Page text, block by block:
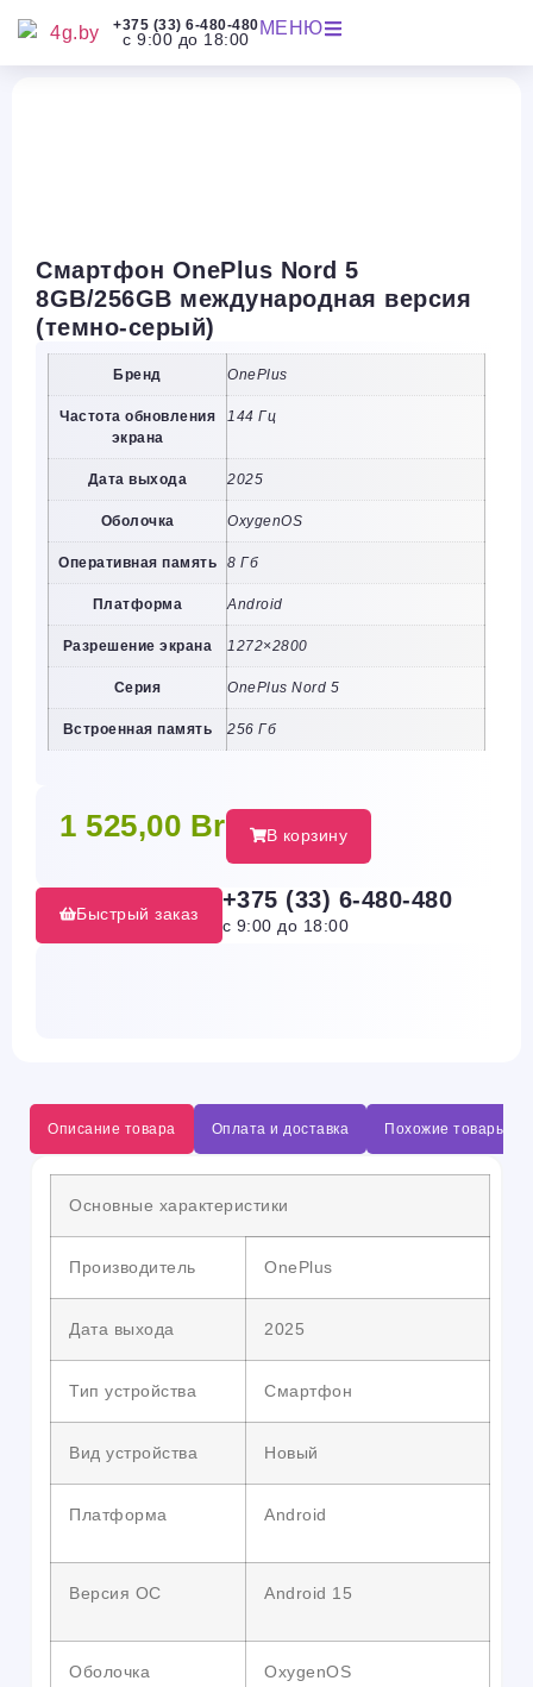
+375 (33) 6-480-480
с 9:00 до 18:00
МЕНЮ
Смартфон OnePlus Nord 5
8GB/256GB международная версия
(темно-серый)
Бренд OnePlus
Частота обновления
экрана
144 Гц
Дата выхода 2025
Оболочка OxygenOS
Оперативная память 8 Гб
Платформа Android
Разрешение экрана 1272×2800
Серия OnePlus Nord 5
Встроенная память 256 Гб
1 525,00 Br В корзину
Быстрый заказ
+375 (33) 6-480-480
с 9:00 до 18:00
Описание товара Оплата и доставка Похожие товары
Основные характеристики
Производитель OnePlus
Дата выхода 2025
Тип устройства Смартфон
Вид устройства Новый
Платформа Android
Версия ОС Android 15
Оболочка OxygenOS